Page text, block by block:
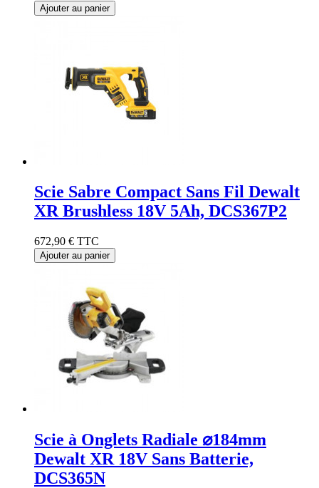
Ajouter au panier
Scie Sabre Compact Sans Fil Dewalt
XR Brushless 18V 5Ah, DCS367P2
672,90 € TTC
Ajouter au panier
Scie à Onglets Radiale ⌀184mm
Dewalt XR 18V Sans Batterie,
DCS365N